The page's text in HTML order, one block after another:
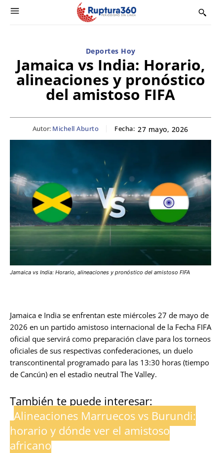
Deportes Hoy
Jamaica vs India: Horario,
alineaciones y pronóstico
del amistoso FIFA
Autor: Michell Aburto Fecha: 27 mayo, 2026
Jamaica vs India: Horario, alineaciones y pronóstico del amistoso FIFA
Jamaica e India se enfrentan este miércoles 27 de mayo de
2026 en un partido amistoso internacional de la Fecha FIFA
oficial que servirá como preparación clave para los torneos
oficiales de sus respectivas confederaciones, un duelo
transcontinental programado para las 13:30 horas (tiempo
de Cancún) en el estadio neutral The Valley.
También te puede interesar:
Alineaciones Marruecos vs Burundi:
horario y dónde ver el amistoso
africano